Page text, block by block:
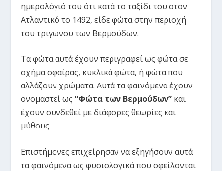
ημερολόγιό του ότι κατά το ταξίδι του στον
Ατλαντικό το 1492, είδε φώτα στην περιοχή
του τριγώνου των Βερμούδων.
Τα φώτα αυτά έχουν περιγραφεί ως φώτα σε
σχήμα σφαίρας, κυκλικά φώτα, ή φώτα που
αλλάζουν χρώματα. Αυτά τα φαινόμενα έχουν
ονομαστεί ως“Φώτα των Βερμούδων” και
έχουν συνδεθεί με διάφορες θεωρίες και
μύθους.
Επιστήμονες επιχείρησαν να εξηγήσουν αυτά
τα φαινόμενα ως φυσιολογικά που οφείλονται